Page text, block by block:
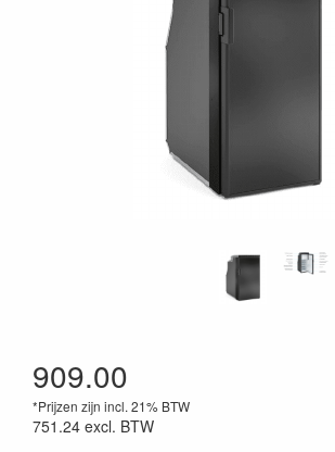
909.00
*Prijzen zijn incl. 21% BTW
751.24 excl. BTW